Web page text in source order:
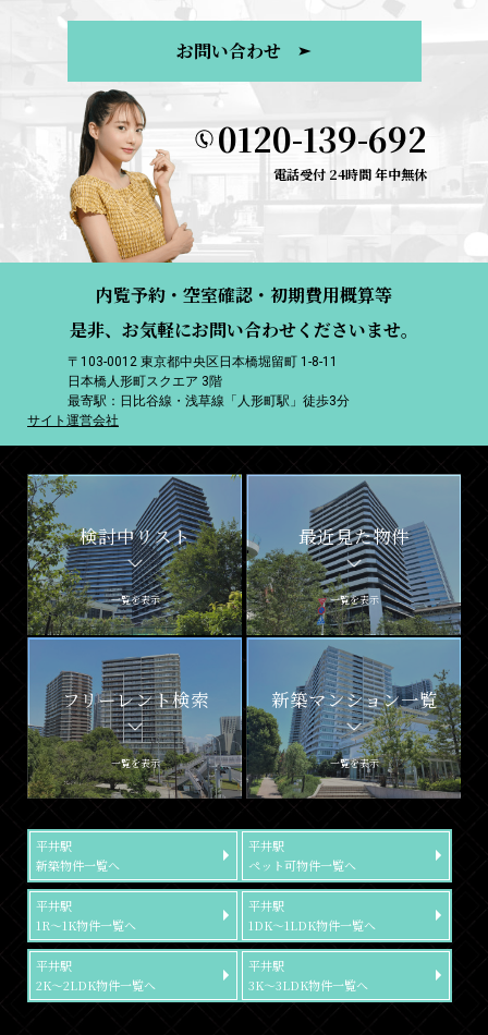
お問い合わせ
0120-139-692
電話受付 24時間 年中無休
内覧予約・空室確認・初期費用概算等
是非、お気軽にお問い合わせくださいませ。
〒103-0012 東京都中央区日本橋堀留町 1-8-11
日本橋人形町スクエア 3階
最寄駅：日比谷線・浅草線「人形町駅」徒歩3分
サイト運営会社
検討中リスト
一覧を表示
最近見た物件
一覧を表示
フリーレント検索
一覧を表示
新築マンション一覧
一覧を表示
平井駅
新築物件一覧へ
平井駅
ペット可物件一覧へ
平井駅
1R～1K物件一覧へ
平井駅
1DK～1LDK物件一覧へ
平井駅
2K～2LDK物件一覧へ
平井駅
3K～3LDK物件一覧へ